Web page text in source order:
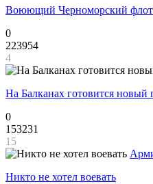
Воюющий Черноморский флот
0
223954
4
На Балканах готовится новый
0
153231
15
Никто не хотел воевать